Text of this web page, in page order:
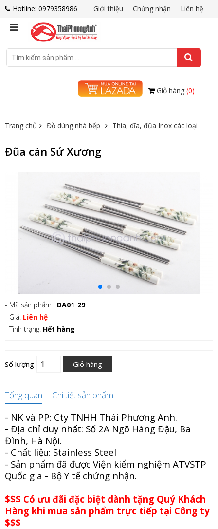
Hotline: 0979358986 Liên hệ
Chứng nhận
Giới thiệu
Giỏ hàng (0)
Trang chủ Đồ dùng nhà bếp Thìa, dĩa, đũa Inox các loại
Đũa cán Sứ Xương
- Mã sản phẩm : DA01_29
- Giá: Liên hệ
- Tình trạng: Hết hàng
Số lượng Giỏ hàng
Tổng quan Chi tiết sản phẩm
- NK và PP: Cty TNHH Thái Phương Anh.
- Địa chỉ duy nhất: Số 2A Ngõ Hàng Đậu, Ba
Đình, Hà Nội.
- Chất liệu: Stainless Steel
- Sản phẩm đã được Viện kiểm nghiệm ATVSTP
Quốc gia - Bộ Y tế chứng nhận.
$$$ Có ưu đãi đặc biệt dành tặng Quý Khách
Hàng khi mua sản phẩm trực tiếp tại Công ty
$$$